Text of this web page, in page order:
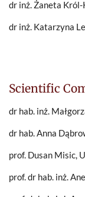
dr inż. Żaneta
dr inż. Katarzyna
Scientific
dr hab. inż.
dr hab. Anna
prof. Dusan Misic,
prof. dr hab. inż.